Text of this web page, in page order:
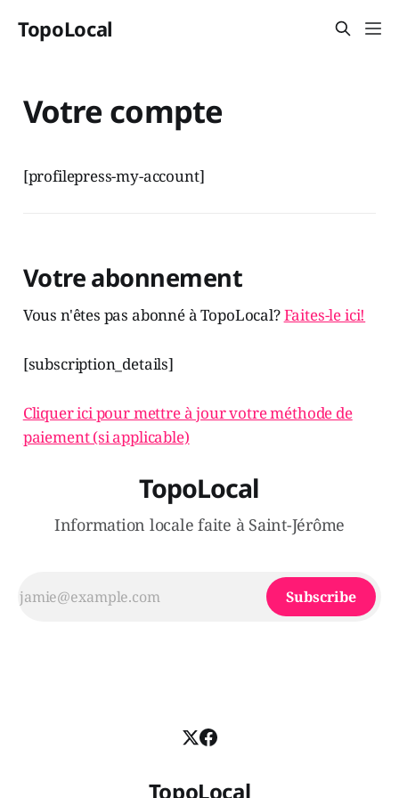
TopoLocal
Votre compte
[profilepress-my-account]
Votre abonnement
Vous n'êtes pas abonné à TopoLocal?Faites-le ici!
[subscription_details]
Cliquer ici pour mettre à jour votre méthode de
paiement (si applicable)
TopoLocal
Information locale faite à Saint-Jérôme
Subscribe
TopoLocal